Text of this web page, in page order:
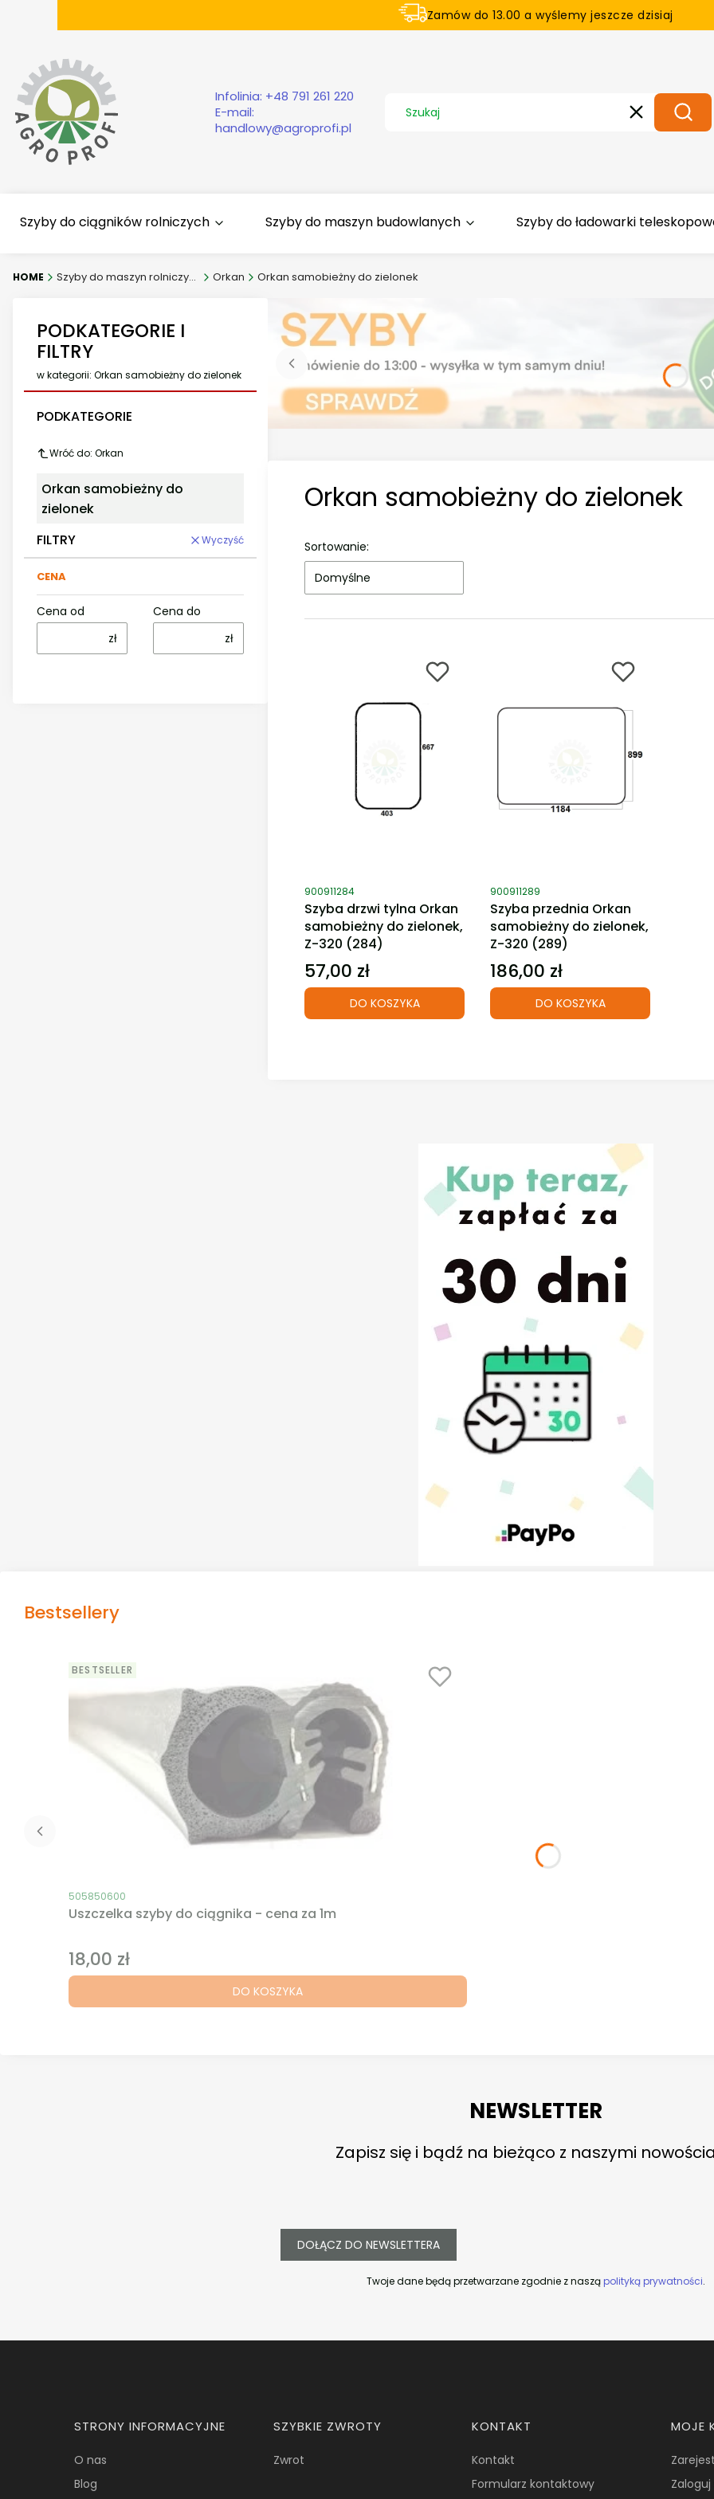
Zamów do 13.00 a wyślemy jeszcze dzisiaj
Infolinia: +48 791 261 220
E-mail:
handlowy@agroprofi.pl
WyczyśćSzukaj
Szyby do ciągników rolniczych Szyby do maszyn budowlanych Szyby do ładowarki
Szyby do maszyn rolniczych Orkan Orkan samobieżny do zielonek
PODKATEGORIE I
FILTRY
w kategorii: Orkan samobieżny do zielonek
PODKATEGORIE
Wróć do: Orkan
Orkan samobieżny do
zielonek
FILTRY
Wyczyść
CENA
Cena od
zł
Cena do
zł
Orkan samobieżny do zielonek
Sortowanie:
Domyślne
Kod produktu
900911284
Szyba drzwi tylna Orkan
samobieżny do zielonek,
Z-320 (284)
Cena
57,00 zł
DO KOSZYKA
Kod produktu
900911289
Szyba przednia Orkan
samobieżny do zielonek,
Z-320 (289)
Cena
186,00 zł
DO KOSZYKA
Bestsellery
BESTSELLER
Kod produktu
505850600
Uszczelka szyby do ciągnika - cena za 1m
Cena
18,00 zł
DO KOSZYKA
NEWSLETTER
Zapisz się i bądź na bieżąco z naszymi
DOŁĄCZ DO NEWSLETTERA
Twoje dane będą przetwarzane zgodnie z nasząpolityką prywatności.
Linki w stopce
STRONY INFORMACYJNE
O nas
Blog
SZYBKIE ZWROTY
Zwrot
KONTAKT
Kontakt
Formularz kontaktowy
MOJE
Zaloguj